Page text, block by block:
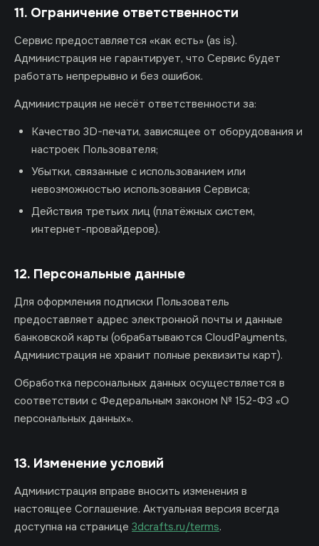
11. Ограничение ответственности
Сервис предоставляется «как есть» (as is).
Администрация не гарантирует, что Сервис будет
работать непрерывно и без ошибок.
Администрация не несёт ответственности за:
Качество 3D-печати, зависящее от оборудования и
настроек Пользователя;
Убытки, связанные с использованием или
невозможностью использования Сервиса;
Действия третьих лиц (платёжных систем,
интернет-провайдеров).
12. Персональные данные
Для оформления подписки Пользователь
предоставляет адрес электронной почты и данные
банковской карты (обрабатываются CloudPayments,
Администрация не хранит полные реквизиты карт).
Обработка персональных данных осуществляется в
соответствии с Федеральным законом № 152-ФЗ «О
персональных данных».
13. Изменение условий
Администрация вправе вносить изменения в
настоящее Соглашение. Актуальная версия всегда
доступна на странице 3dcrafts.ru/terms.